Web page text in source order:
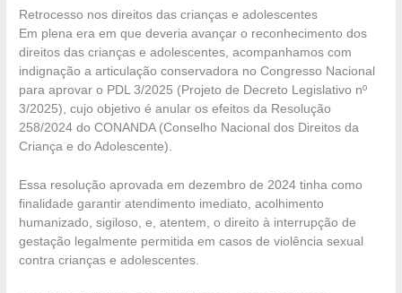
Retrocesso nos direitos das crianças e adolescentes
Em plena era em que deveria avançar o reconhecimento dos
direitos das crianças e adolescentes, acompanhamos com
indignação a articulação conservadora no Congresso Nacional
para aprovar o PDL 3/2025 (Projeto de Decreto Legislativo nº
3/2025), cujo objetivo é anular os efeitos da Resolução
258/2024 do CONANDA (Conselho Nacional dos Direitos da
Criança e do Adolescente).
Essa resolução aprovada em dezembro de 2024 tinha como
finalidade garantir atendimento imediato, acolhimento
humanizado, sigiloso, e, atentem, o direito à interrupção de
gestação legalmente permitida em casos de violência sexual
contra crianças e adolescentes.